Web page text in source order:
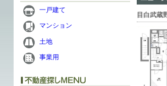
一戸建て
マンション
土地
事業用
目白武蔵